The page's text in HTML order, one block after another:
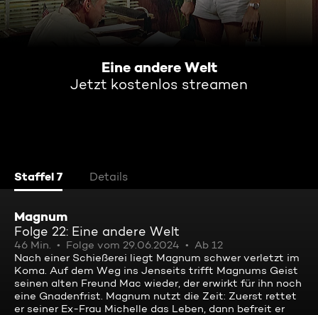
Eine andere Welt
Jetzt kostenlos streamen
Staffel 7 Details
Magnum
Folge 22: Eine andere Welt
46 Min. Folge vom 29.06.2024
Ab 12
Nach einer Schießerei liegt Magnum schwer verletzt im
Koma. Auf dem Weg ins Jenseits trifft Magnums Geist
seinen alten Freund Mac wieder, der erwirkt für ihn noch
eine Gnadenfrist. Magnum nutzt die Zeit: Zuerst rettet
er seiner Ex-Frau Michelle das Leben, dann befreit er